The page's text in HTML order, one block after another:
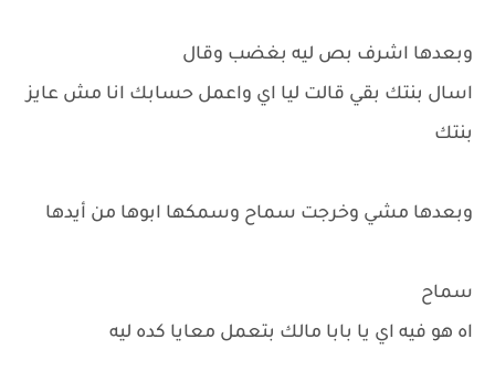
وبعدها اشرف بص ليه بغضب وقال
اسال بنتك بقي قالت ليا اي واعمل حسابك انا مش عايز
بنتك
وبعدها مشي وخرجت سماح وسمكها ابوها من أيدها
سماح
اه هو فيه اي يا بابا مالك بتعمل معايا كده ليه